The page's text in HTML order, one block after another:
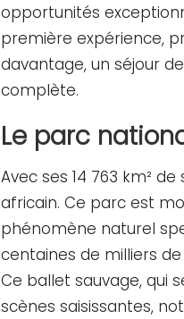
opportunités
première expérience,
davantage, un séjour
complète.
Le parc
Avec ses 14 763 km²
africain. Ce parc est
phénomène naturel
centaines de milliers
Ce ballet sauvage, qui
scènes saisissantes,